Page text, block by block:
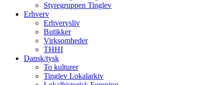
Styregruppen Tinglev
Erhverv
Erhvervsliv
Butikker
Virksomheder
THHI
Dansk/tysk
To kulturer
Tinglev Lokalarkiv